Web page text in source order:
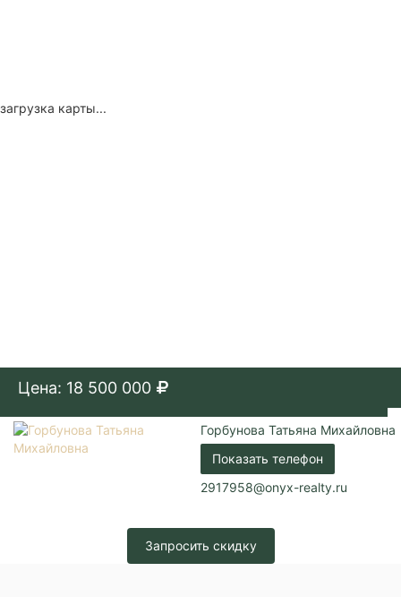
загрузка карты...
Цена: 18 500 000
Горбунова Татьяна Михайловна
Показать телефон
2917958@onyx-realty.ru
Запросить скидку